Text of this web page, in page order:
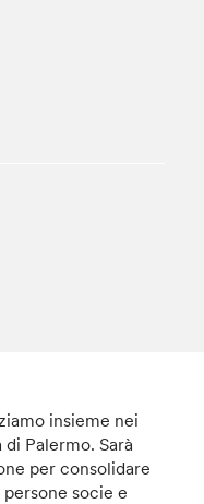
insieme nei
Palermo. Sarà
per consolidare
socie e